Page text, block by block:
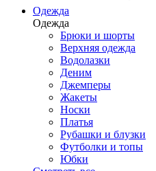
Одежда
Одежда
Брюки и шорты
Верхняя одежда
Водолазки
Деним
Джемперы
Жакеты
Носки
Платья
Рубашки и блузки
Футболки и топы
Юбки